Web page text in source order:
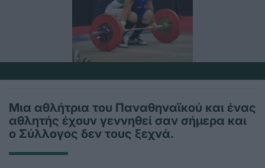
Μια αθλήτρια του Παναθηναϊκού και ένας
αθλητής έχουν γεννηθεί σαν σήμερα και
ο Σύλλογος δεν τους ξεχνά.